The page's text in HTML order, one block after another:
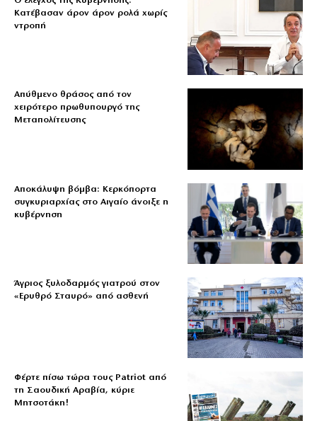
Κατέβασαν άρον άρον ρολά χωρίς
ντροπή
Απύθμενο θράσος από τον
χειρότερο πρωθυπουργό της
Μεταπολίτευσης
Αποκάλυψη βόμβα: Κερκόπορτα
συγκυριαρχίας στο Αιγαίο άνοιξε η
κυβέρνηση
Άγριος ξυλοδαρμός γιατρού στον
«Ερυθρό Σταυρό» από ασθενή
Φέρτε πίσω τώρα τους Patriot από
τη Σαουδική Αραβία, κύριε
Μητσοτάκη!